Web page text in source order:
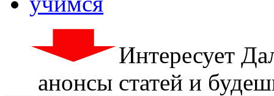
Интересует
анонсы статей и